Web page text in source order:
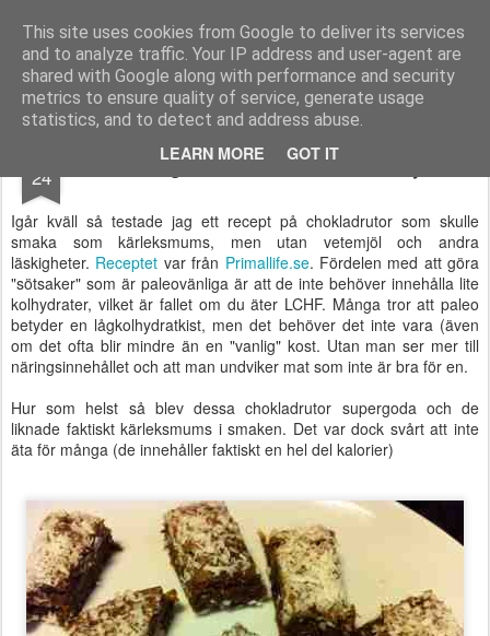
This site uses cookies from Google to deliver its services
and to analyze traffic. Your IP address and user-agent are
shared with Google along with performance and security
metrics to ensure quality of service, generate usage
statistics, and to detect and address abuse.
LEARN MORE GOT IT
Functional Fitness by Mattias - Träningsinspiration & träningsfilmer
Pages
24 Mumsiga chokladrutor - Paleostyle
Igår kväll så testade jag ett recept på chokladrutor som skulle
smaka som kärleksmums, men utan vetemjöl och andra
läskigheter. Receptet var från Primallife.se. Fördelen med att göra
"sötsaker" som är paleovänliga är att de inte behöver innehålla lite
kolhydrater, vilket är fallet om du äter LCHF. Många tror att paleo
betyder en lågkolhydratkist, men det behöver det inte vara (även
om det ofta blir mindre än en "vanlig" kost. Utan man ser mer till
näringsinnehållet och att man undviker mat som inte är bra för en.
Hur som helst så blev dessa chokladrutor supergoda och de
liknade faktiskt kärleksmums i smaken. Det var dock svårt att inte
äta för många (de innehåller faktiskt en hel del kalorier)